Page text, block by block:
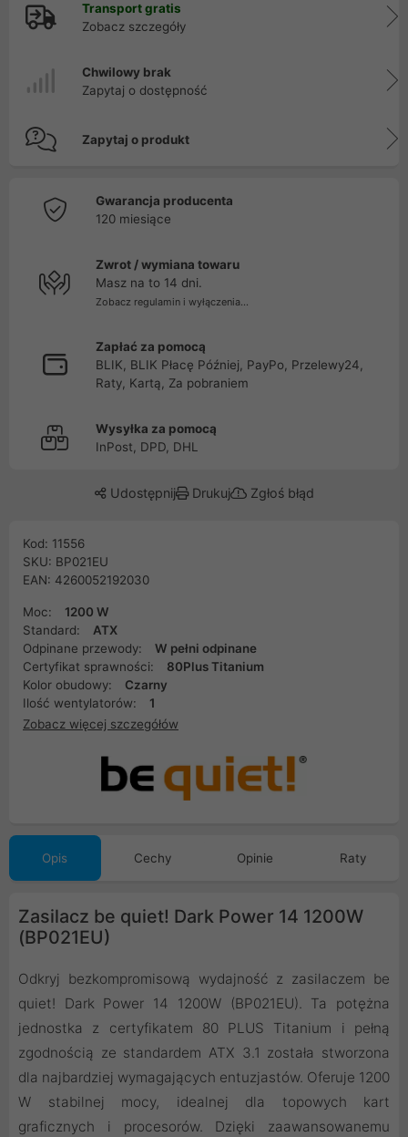
Transport gratis
Zobacz szczegóły
Chwilowy brak
Zapytaj o dostępność
Zapytaj o produkt
Gwarancja producenta
120 miesiące
Zwrot / wymiana towaru
Masz na to 14 dni.
Zobacz regulamin i wyłączenia...
Zapłać za pomocą
BLIK, BLIK Płacę Później, PayPo, Przelewy24,
Raty, Kartą, Za pobraniem
Wysyłka za pomocą
InPost, DPD, DHL
Udostępnij Drukuj Zgłoś błąd
Kod: 11556
SKU: BP021EU
EAN: 4260052192030
Moc:
1200 W
Standard:
ATX
Odpinane przewody:
W pełni odpinane
Certyfikat sprawności:
80Plus Titanium
Kolor obudowy:
Czarny
Ilość wentylatorów:
1
Zobacz więcej szczegółów
Opis Cechy Opinie Raty
Zasilacz be quiet! Dark Power 14 1200W
(BP021EU)
Odkryj bezkompromisową wydajność z zasilaczem be
quiet! Dark Power 14 1200W (BP021EU). Ta potężna
jednostka z certyfikatem 80 PLUS Titanium i pełną
zgodnością ze standardem ATX 3.1 została stworzona
dla najbardziej wymagających entuzjastów. Oferuje 1200
W stabilnej mocy, idealnej dla topowych kart
graficznych i procesorów. Dzięki zaawansowanemu